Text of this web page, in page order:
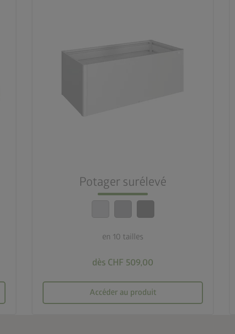
Potager surélevé
en 10 tailles
dès CHF 509,00
Accéder au produit
3 couleurs
Montage rapide
calendar_month